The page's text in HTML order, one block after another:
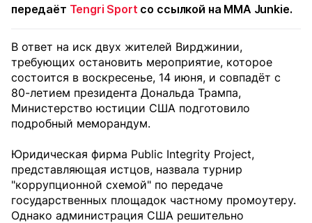
передаёт Tengri Sport со ссылкой на MMA Junkie.
В ответ на иск двух жителей Вирджинии,
требующих остановить мероприятие, которое
состоится в воскресенье, 14 июня, и совпадёт с
80-летием президента Дональда Трампа,
Министерство юстиции США подготовило
подробный меморандум.
Юридическая фирма Public Integrity Project,
представляющая истцов, назвала турнир
"коррупционной схемой" по передаче
государственных площадок частному промоутеру.
Однако администрация США решительно